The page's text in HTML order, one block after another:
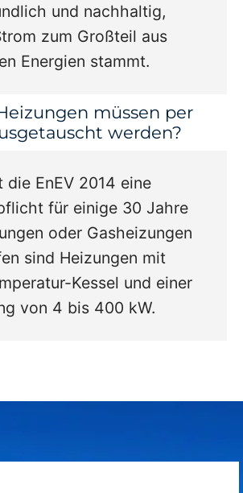
und nachhaltig,
zum Großteil aus
Energien stammt.
müssen per
werden?
die EnEV 2014 eine
für einige 30 Jahre
oder Gasheizungen
sind Heizungen mit
Kessel und einer
von 4 bis 400 kW.